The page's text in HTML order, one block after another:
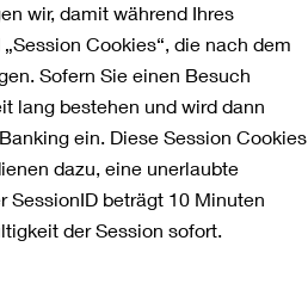
wir, damit während Ihres
Cookies“, die nach dem
Sofern Sie einen Besuch
lang bestehen und wird dann
ein. Diese Session Cookies
dazu, eine unerlaubte
SessionID beträgt 10 Minuten
der Session sofort.